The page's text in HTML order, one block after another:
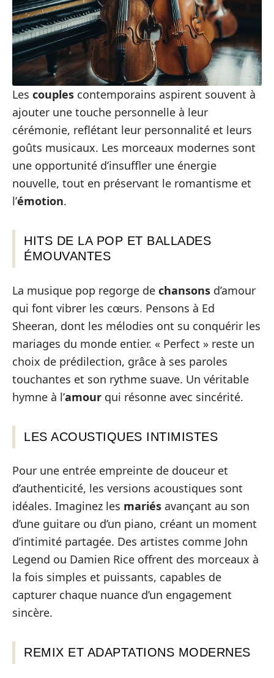
Les couples contemporains aspirent souvent à
ajouter une touche personnelle à leur
cérémonie, reflétant leur personnalité et leurs
goûts musicaux. Les morceaux modernes sont
une opportunité d’insuffler une énergie
nouvelle, tout en préservant le romantisme et
l’émotion.
HITS DE LA POP ET BALLADES
ÉMOUVANTES
La musique pop regorge de chansons d’amour
qui font vibrer les cœurs. Pensons à Ed
Sheeran, dont les mélodies ont su conquérir les
mariages du monde entier. « Perfect » reste un
choix de prédilection, grâce à ses paroles
touchantes et son rythme suave. Un véritable
hymne à l’amour qui résonne avec sincérité.
LES ACOUSTIQUES INTIMISTES
Pour une entrée empreinte de douceur et
d’authenticité, les versions acoustiques sont
idéales. Imaginez les mariés avançant au son
d’une guitare ou d’un piano, créant un moment
d’intimité partagée. Des artistes comme John
Legend ou Damien Rice offrent des morceaux à
la fois simples et puissants, capables de
capturer chaque nuance d’un engagement
sincère.
REMIX ET ADAPTATIONS MODERNES